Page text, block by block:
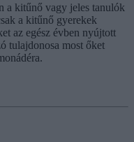
a kitűnő vagy jeles tanulók
a kitűnő gyerekek
az egész évben nyújtott
tulajdonosa most őket